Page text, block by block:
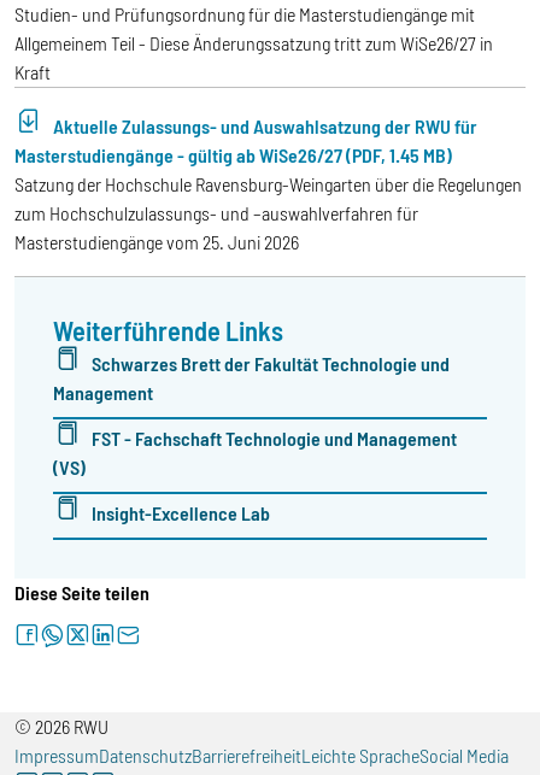
Studien- und Prüfungsordnung für die Masterstudiengänge mit
Allgemeinem Teil - Diese Änderungssatzung tritt zum WiSe26/27 in
Kraft
Aktuelle Zulassungs- und Auswahlsatzung der RWU für
Masterstudiengänge - gültig ab WiSe26/27 (PDF, 1.45 MB)
Satzung der Hochschule Ravensburg-Weingarten über die Regelungen
zum Hochschulzulassungs- und –auswahlverfahren für
Masterstudiengänge vom 25. Juni 2026
Weiterführende Links
Schwarzes Brett der Fakultät Technologie und
Management
FST - Fachschaft Technologie und Management
(VS)
Insight-Excellence Lab
Diese Seite teilen
facebookwhatsapptwitterlinkedinletter
© 2026 RWU
ImpressumDatenschutzBarrierefreiheitLeichte SpracheSocial Media